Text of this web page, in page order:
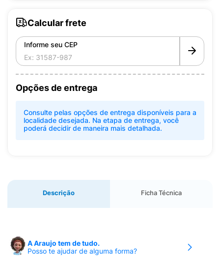
Calcular frete
Informe seu CEP
Opções de entrega
Consulte pelas opções de entrega disponíveis para a
localidade desejada. Na etapa de entrega, você
poderá decidir de maneira mais detalhada.
Descrição Ficha Técnica
A Araujo tem de tudo.
Posso te ajudar de alguma forma?